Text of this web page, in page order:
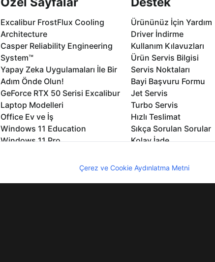
Excalibur FrostFlux Cooling
Architecture
Casper Reliability Engineering
System™
Yapay Zeka Uygulamaları İle Bir
Adım Önde Olun!
GeForce RTX 50 Serisi Excalibur
Laptop Modelleri
Office Ev ve İş
Windows 11 Education
Windows 11 Pro
Ürününüz İçin Yardım
Driver İndirme
Kullanım Kılavuzları
Ürün Servis Bilgisi
Servis Noktaları
Bayi Başvuru Formu
Jet Servis
Turbo Servis
Hızlı Teslimat
Sıkça Sorulan Sorular
Kolay İade
Yedek Parçalar
Çerez ve Cookie Aydınlatma Metni